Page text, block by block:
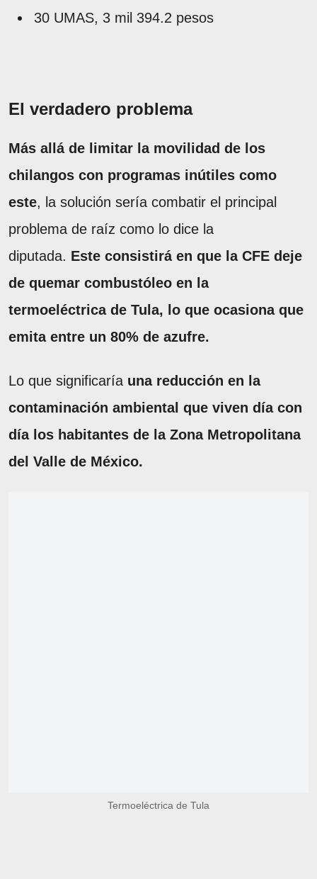
30 UMAS, 3 mil 394.2 pesos
El verdadero problema
Más allá de limitar la movilidad de los
chilangos con programas inútiles como
este, la solución sería combatir el principal
problema de raíz como lo dice la
diputada. Este consistirá en que la CFE deje
de quemar combustóleo en la
termoeléctrica de Tula, lo que ocasiona que
emita entre un 80% de azufre.
Lo que significaría una reducción en la
contaminación ambiental que viven día con
día los habitantes de la Zona Metropolitana
del Valle de México.
Termoeléctrica de Tula